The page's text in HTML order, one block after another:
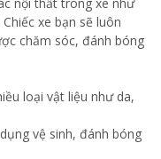
xe bạn sẽ luôn
chăm sóc, đánh bóng
loại vật liệu như da,
vệ sinh, đánh bóng